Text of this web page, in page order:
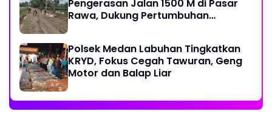
Pengerasan Jalan 1500 M di Pasar
Rawa, Dukung Pertumbuhan
Polsek Medan Labuhan Tingkatkan
KRYD, Fokus Cegah Tawuran, Geng
Motor dan Balap Liar